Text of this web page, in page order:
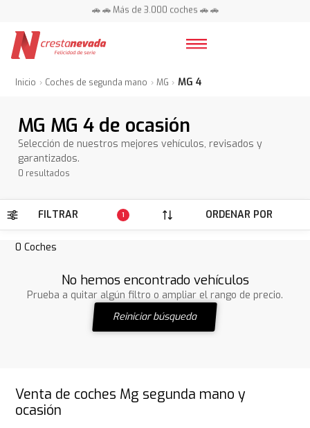
🚗 🚗 Más de 3.000 coches 🚗 🚗
Inicio Coches de segunda mano MG MG 4
MG MG 4 de ocasión
Selección de nuestros mejores vehículos, revisados y
garantizados.
0 resultados
FILTRAR 1 ORDENAR POR
0 Coches
No hemos encontrado vehículos
Prueba a quitar algún filtro o ampliar el rango de precio.
Reiniciar búsqueda
Venta de coches Mg segunda mano y
ocasión